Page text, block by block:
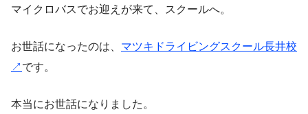
マイクロバスでお迎えが来て、スクールへ。
お世話になったのは、 マツキドライビングスクール長井校
↗︎ です。
本当にお世話になりました。